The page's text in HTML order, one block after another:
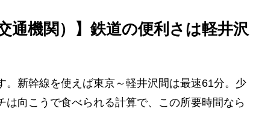
通機関）】鉄道の便利さは軽井沢
新幹線を使えば東京～軽井沢間は最速61分。少
は向こうで食べられる計算で、この所要時間なら